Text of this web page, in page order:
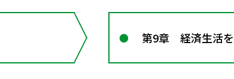
第9章 経済生活